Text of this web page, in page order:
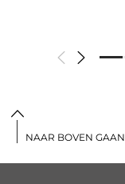
NAAR BOVEN GAAN